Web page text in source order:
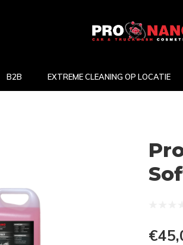
B2B EXTREME CLEANING OP LOCATIE